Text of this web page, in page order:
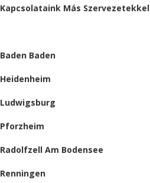
Kapcsolataink Más Szervezetekkel
Baden Baden
Heidenheim
Ludwigsburg
Pforzheim
Radolfzell Am Bodensee
Renningen